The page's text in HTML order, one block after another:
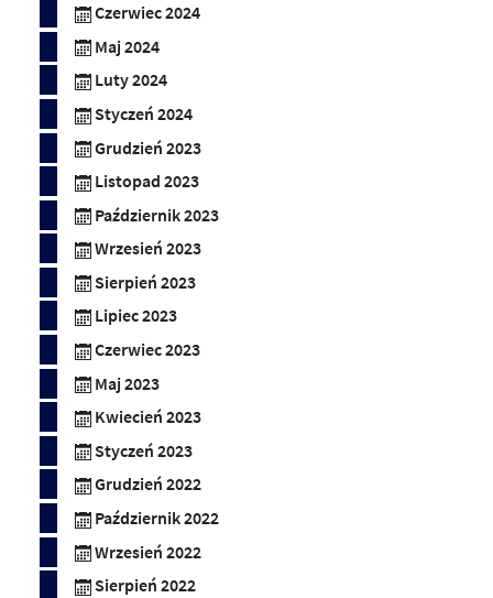
Czerwiec 2024
Maj 2024
Luty 2024
Styczeń 2024
Grudzień 2023
Listopad 2023
Październik 2023
Wrzesień 2023
Sierpień 2023
Lipiec 2023
Czerwiec 2023
Maj 2023
Kwiecień 2023
Styczeń 2023
Grudzień 2022
Październik 2022
Wrzesień 2022
Sierpień 2022